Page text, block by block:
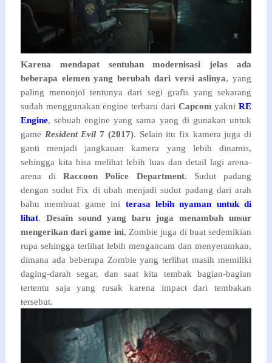
Karena mendapat sentuhan modernisasi jelas ada
beberapa elemen yang berubah dari versi aslinya, yang
paling menonjol tentunya dari segi grafis yang sekarang
sudah menggunakan engine terbaru dari Capcom yakniRE
Engine, sebuah engine yang sama yang di gunakan untuk
game Resident Evil 7 (2017). Selain itu fix kamera juga di
ganti menjadi jangkauan kamera yang lebih dinamis,
sehingga kita bisa melihat lebih luas dan detail lagi arena-
arena diRaccoon Police Department. Sudut padang
dengan sudut Fix di ubah menjadi sudut padang dari arah
bahu membuat game ini terasa lebih nyaman untuk di
lihat. Desain sound yang baru juga menambah unsur
mengerikan dari game ini, Zombie juga di buat sedemikian
rupa sehingga terlihat lebih mengancam dan menyeramkan,
dimana ada beberapa Zombie yang terlihat masih memiliki
daging-darah segar, dan saat kita tembak bagian-bagian
tertentu saja yang rusak karena impact dari tembakan
tersebut.